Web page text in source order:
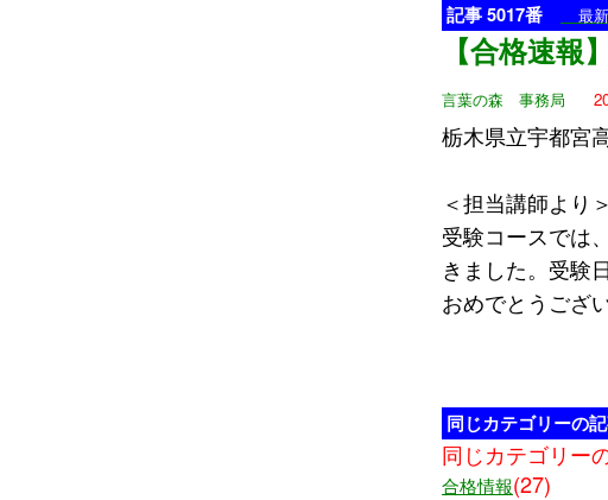
記事 5017番 最
【合格速報
言葉の森 事務局
栃木県立宇都宮
＜担当講師より＞
受験コースでは
きました。受験
おめでとうござ
同じカテゴリーの
同じカテゴリー
合格情報(27)